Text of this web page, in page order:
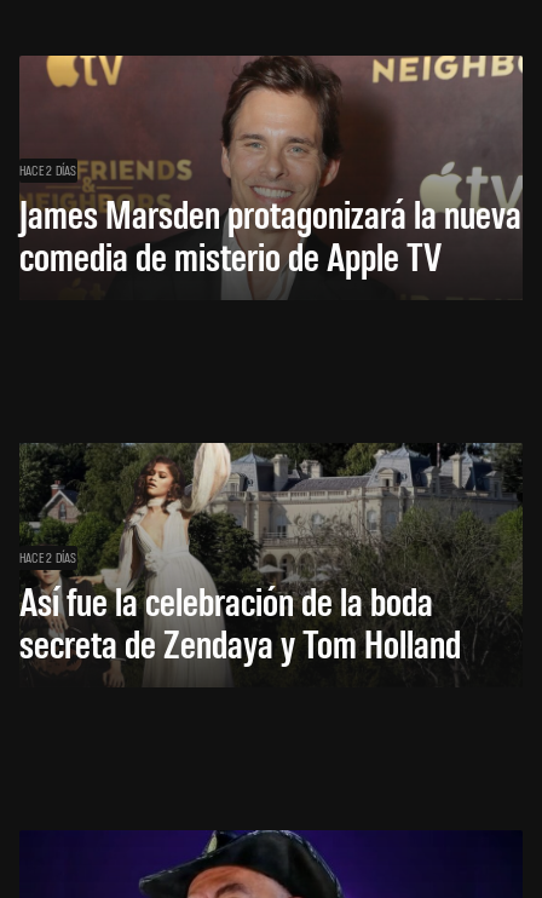
HACE 2 DÍAS
James Marsden protagonizará la nueva
comedia de misterio de Apple TV
HACE 2 DÍAS
Así fue la celebración de la boda
secreta de Zendaya y Tom Holland